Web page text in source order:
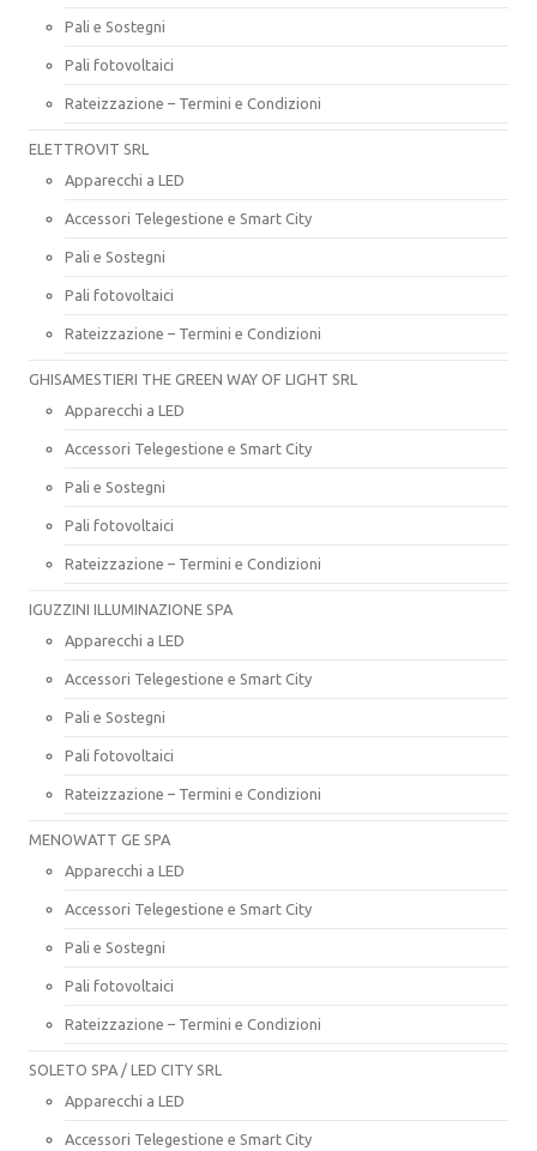
Pali e Sostegni
Pali fotovoltaici
Rateizzazione – Termini e Condizioni
ELETTROVIT SRL
Apparecchi a LED
Accessori Telegestione e Smart City
Pali e Sostegni
Pali fotovoltaici
Rateizzazione – Termini e Condizioni
GHISAMESTIERI THE GREEN WAY OF LIGHT SRL
Apparecchi a LED
Accessori Telegestione e Smart City
Pali e Sostegni
Pali fotovoltaici
Rateizzazione – Termini e Condizioni
IGUZZINI ILLUMINAZIONE SPA
Apparecchi a LED
Accessori Telegestione e Smart City
Pali e Sostegni
Pali fotovoltaici
Rateizzazione – Termini e Condizioni
MENOWATT GE SPA
Apparecchi a LED
Accessori Telegestione e Smart City
Pali e Sostegni
Pali fotovoltaici
Rateizzazione – Termini e Condizioni
SOLETO SPA / LED CITY SRL
Apparecchi a LED
Accessori Telegestione e Smart City